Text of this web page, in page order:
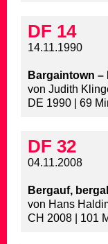
DF 14
14.11.1990
Bargaintown
von Judith
DE 1990 | 69
DF 32
04.11.2008
Bergauf,
von Hans
CH 2008 | 101